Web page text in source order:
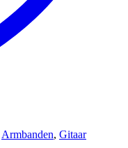
Armbanden, Gitaar